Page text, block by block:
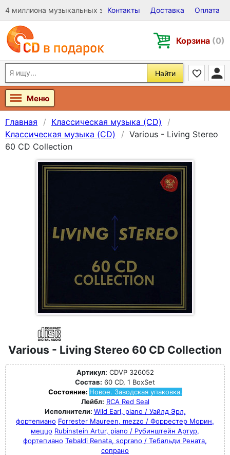
4 миллиона музыкальных записей на Виниле, CD и DVD
Контакты Доставка Оплата
Корзина (0)
Найти
Меню
Главная
Классическая музыка (CD)
Классическая музыка (CD)
Various - Living Stereo
60 CD Collection
Various - Living Stereo 60 CD Collection
Артикул: CDVP 326052
Состав: 60 CD, 1 BoxSet
Состояние: Новое. Заводская упаковка.
Лейбл: RCA Red Seal
Исполнители: Wild Earl, piano / Уайлд Эрл,
фортепиано Forrester Maureen, mezzo / Форрестер Морин,
меццо Rubinstein Artur, piano / Рубинштейн Артур,
фортепиано Tebaldi Renata, soprano / Тебальди Рената,
сопрано